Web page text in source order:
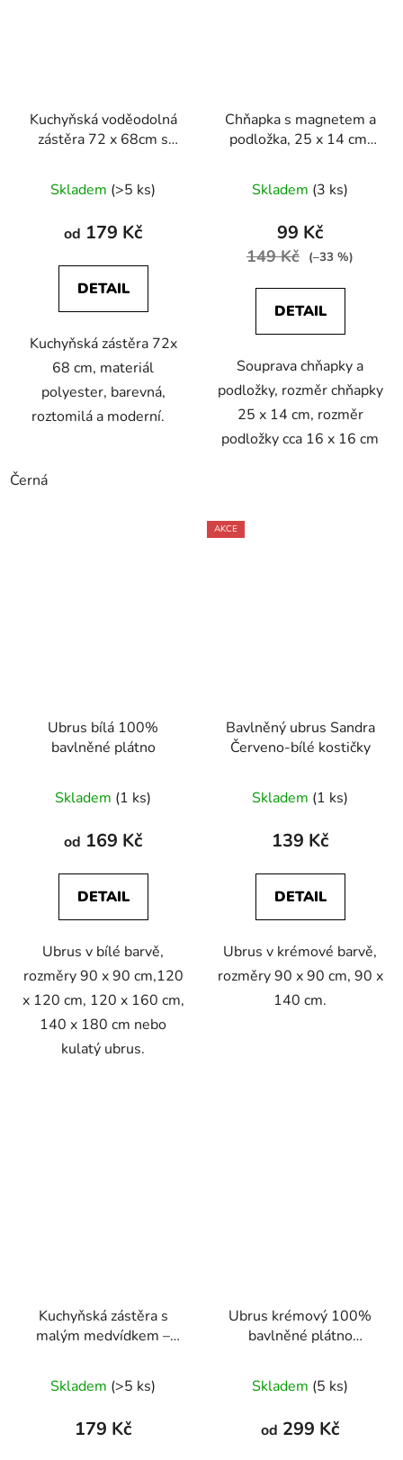
Kuchyňská voděodolná
zástěra 72 x 68cm s
Skladem (>5 ks)
od 179 Kč
DETAIL
Kuchyňská zástěra 72x
68 cm, materiál
polyester, barevná,
roztomilá a moderní.
Černá
Chňapka s magnetem a
podložka, 25 x 14 cm,
Skladem (3 ks)
99 Kč
149 Kč (–33 %)
DETAIL
Souprava chňapky a
podložky, rozměr chňapky
25 x 14 cm, rozměr
podložky cca 16 x 16 cm
Ubrus bílá 100%
bavlněné plátno
Skladem (1 ks)
od 169 Kč
DETAIL
Ubrus v bílé barvě,
rozměry 90 x 90 cm,120
x 120 cm, 120 x 160 cm,
140 x 180 cm nebo
kulatý ubrus.
AKCE
Bavlněný ubrus Sandra
Červeno-bílé kostičky
Skladem (1 ks)
139 Kč
DETAIL
Ubrus v krémové barvě,
rozměry 90 x 90 cm, 90 x
140 cm.
Kuchyňská zástěra s
malým medvídkem –
panely
Skladem (>5 ks)
179 Kč
Ubrus krémový 100%
bavlněné plátno
Skladem (5 ks)
od 299 Kč